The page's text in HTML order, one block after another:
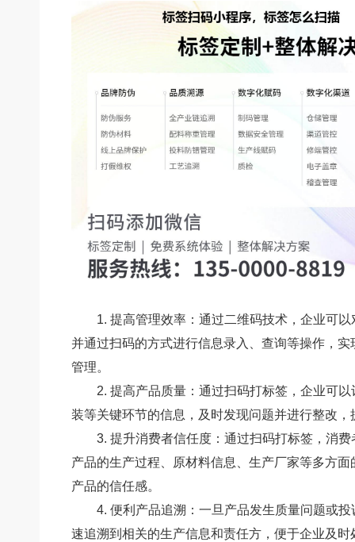
1. 提高管理效率：通过二维码技术，企业可
并通过扫码的方式进行信息录入、查询等操作，
管理。
2. 提高产品质量：通过扫码打标签，企业可
装等关键环节的信息，及时发现问题并进行整改，
3. 提升消费者信任度：通过扫码打标签，消
产品的生产过程、原材料信息、生产厂家等多方
产品的信任感。
4. 便利产品追溯：一旦产品发生质量问题或
速追溯到相关的生产信息和责任方，便于企业及